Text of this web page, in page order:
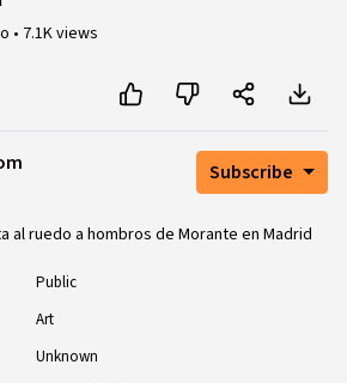
• 7.1K views
Subscribe
al ruedo a hombros de Morante en Madrid
Public
Art
Unknown